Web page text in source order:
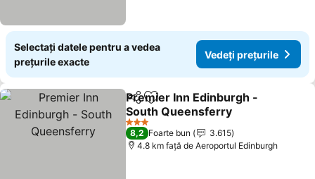
Selectați datele pentru a vedea
prețurile exacte
Vedeți prețurile
DistribuițiAdăugaţi la favorite
Premier Inn Edinburgh -
South Queensferry
3 Stele
8,2 Foarte bun
3.615
4.8 km faţă de Aeroportul Edinburgh